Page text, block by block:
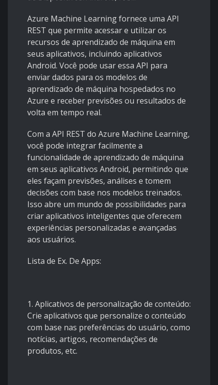
Azure Machine Learning fornece uma API
REST que permite acessar e utilizar os
recursos de aprendizado de máquina em
seus aplicativos, incluindo aplicativos
Android. Você pode usar essa API para
enviar dados para os modelos de
aprendizado de máquina hospedados no
Azure e receber previsões ou resultados de
volta em tempo real.
Com a API REST do Azure Machine Learning,
você pode integrar facilmente a
funcionalidade de aprendizado de máquina
em seus aplicativos Android, permitindo que
eles façam previsões, análises e tomem
decisões com base nos modelos treinados.
Isso abre um mundo de possibilidades para
criar aplicativos inteligentes que oferecem
experiências personalizadas e avançadas
aos usuários.
Lista de Ex. De Apps:
1. Aplicativos de personalização de conteúdo:
Crie aplicativos que personalize o conteúdo
com base nas preferências do usuário, como
notícias, artigos, recomendações de
produtos, etc.